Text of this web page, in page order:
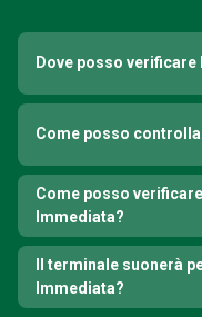
Dove posso verificare
Come posso
Come posso
Immediata?
Il terminale suonerà
Immediata?